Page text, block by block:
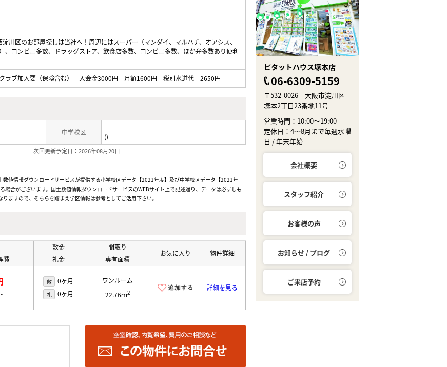
川区のお部屋探しは当社へ！周辺にはスーパー（マンダイ、マルハチ、オアシス、
、コンビニ多数、ドラッグストア、飲食店多数、コンビニ多数、ほか弁多数あり便利
クラブ加入要（保険含む） 入会金3000円 月額1600円 税別水道代 2650円
中学校区
()
次回更新予定日：2026年08月20日
値情報ダウンロードサービスが提供する小学校区データ【2021年度】及び中学校区データ【2021年
合がございます。国土数値情報ダウンロードサービスのWEBサイト上で記述通り、データは必ずしも
ますので、そちらを踏まえ学区情報は参考としてご活用下さい。
費
敷金
礼金
間取り
専有面積
お気に入り 物件詳細
-
敷 0ヶ月
礼 0ヶ月
ワンルーム
22.76ｍ2
詳細を見る
ピタットハウス塚本店
06-6309-5159
〒532-0026 大阪市淀川区
塚本2丁目23番地11号
営業時間：10:00～19:00
定休日：4～8月まで毎週水曜
日 / 年末年始
会社概要
スタッフ紹介
お客様の声
お知らせ / ブログ
ご来店予約